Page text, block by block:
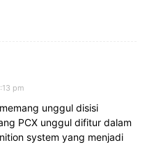
pm
unggul disisi
PCX unggul difitur dalam
system yang menjadi